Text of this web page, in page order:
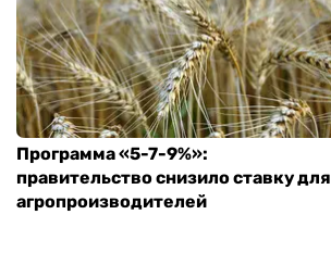
Программа «5-7-9%»:
правительство снизило ставку для
агропроизводителей